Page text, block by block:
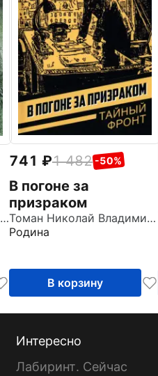
Данильченко Анатолий Борисович
741 1 482 -50%
В погоне за
призраком
Томан Николай Владимирович
Родина
В корзину
Интересно
Лабиринт. Сейчас